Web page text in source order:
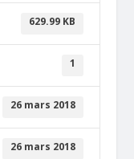
629.99 KB
1
26 mars 2018
26 mars 2018